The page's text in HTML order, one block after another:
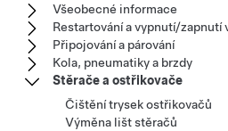
Všeobecné informace
Restartování a vypnutí/zapnutí
Připojování a párování
Kola, pneumatiky a brzdy
Stěrače a ostřikovače
Čištění trysek ostřikovačů
Výměna lišt stěračů